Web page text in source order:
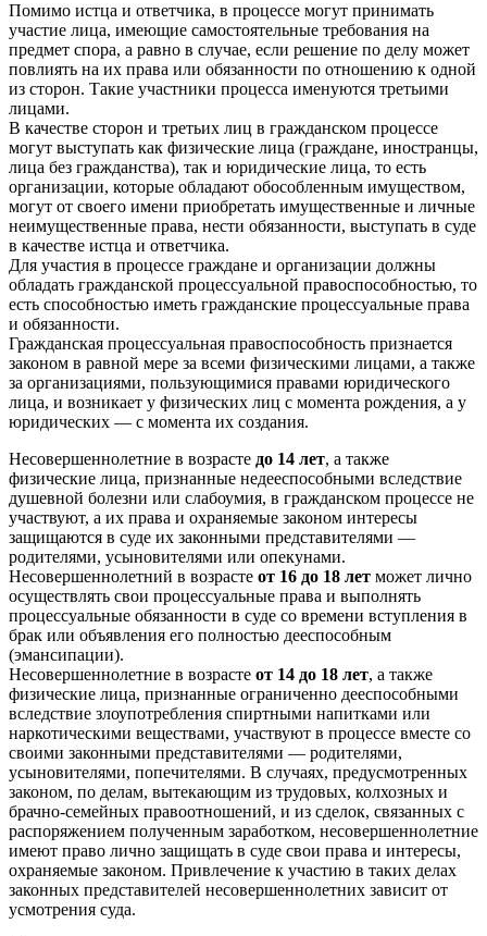
Помимо истца и ответчика, в процессе могут принимать
участие лица, имеющие самостоятельные требования на
предмет спора, а равно в случае, если решение по делу может
повлиять на их права или обязанности по отношению к одной
из сторон. Такие участники процесса именуются третьими
лицами.
В качестве сторон и третьих лиц в гражданском процессе
могут выступать как физические лица (граждане, иностранцы,
лица без гражданства), так и юридические лица, то есть
организации, которые обладают обособленным имуществом,
могут от своего имени приобретать имущественные и личные
неимущественные права, нести обязанности, выступать в суде
в качестве истца и ответчика.
Для участия в процессе граждане и организации должны
обладать гражданской процессуальной правоспособностью, то
есть способностью иметь гражданские процессуальные права
и обязанности.
Гражданская процессуальная правоспособность признается
законом в равной мере за всеми физическими лицами, а также
за организациями, пользующимися правами юридического
лица, и возникает у физических лиц с момента рождения, а у
юридических — с момента их создания.
Несовершеннолетние в возрасте до 14 лет, а также
физические лица, признанные недееспособными вследствие
душевной болезни или слабоумия, в гражданском процессе не
участвуют, а их права и охраняемые законом интересы
защищаются в суде их законными представителями —
родителями, усыновителями или опекунами.
Несовершеннолетний в возрасте от 16 до 18 лет может лично
осуществлять свои процессуальные права и выполнять
процессуальные обязанности в суде со времени вступления в
брак или объявления его полностью дееспособным
(эмансипации).
Несовершеннолетние в возрасте от 14 до 18 лет, а также
физические лица, признанные ограниченно дееспособными
вследствие злоупотребления спиртными напитками или
наркотическими веществами, участвуют в процессе вместе со
своими законными представителями — родителями,
усыновителями, попечителями. В случаях, предусмотренных
законом, по делам, вытекающим из трудовых, колхозных и
брачно-семейных правоотношений, и из сделок, связанных с
распоряжением полученным заработком, несовершеннолетние
имеют право лично защищать в суде свои права и интересы,
охраняемые законом. Привлечение к участию в таких делах
законных представителей несовершеннолетних зависит от
усмотрения суда.